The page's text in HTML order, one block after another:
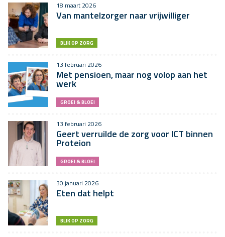
18 maart 2026
Van mantelzorger naar vrijwilliger
BLIK OP ZORG
13 februari 2026
Met pensioen, maar nog volop aan het
werk
GROEI & BLOEI
13 februari 2026
Geert verruilde de zorg voor ICT binnen
Proteion
GROEI & BLOEI
30 januari 2026
Eten dat helpt
BLIK OP ZORG